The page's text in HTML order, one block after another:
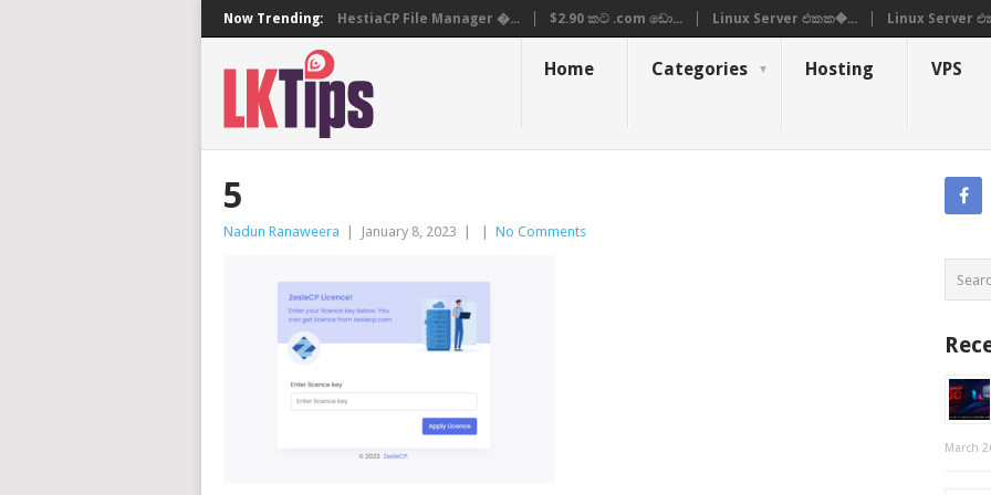
Now Trending: HestiaCP File Manager �... $2.90 කට .com ඩො... Linux Server එකක�... Linux Server
Home Categories Hosting VPS
5
Nadun Ranaweera January 8, 2023 No Comments
March